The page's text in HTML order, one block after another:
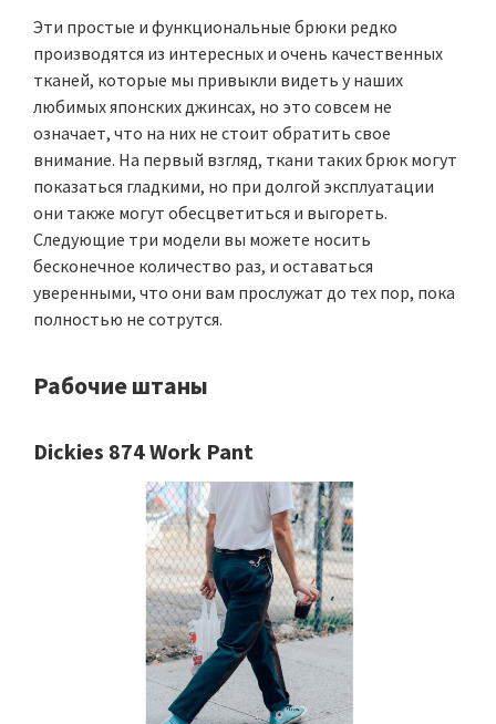
Эти простые и функциональные брюки редко
производятся из интересных и очень качественных
тканей, которые мы привыкли видеть у наших
любимых японских джинсах, но это совсем не
означает, что на них не стоит обратить свое
внимание. На первый взгляд, ткани таких брюк могут
показаться гладкими, но при долгой эксплуатации
они также могут обесцветиться и выгореть.
Следующие три модели вы можете носить
бесконечное количество раз, и оставаться
уверенными, что они вам прослужат до тех пор, пока
полностью не сотрутся.
Рабочие штаны
Dickies 874 Work Pant